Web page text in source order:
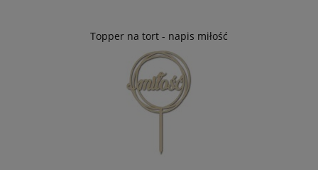
Topper na tort - napis miłość